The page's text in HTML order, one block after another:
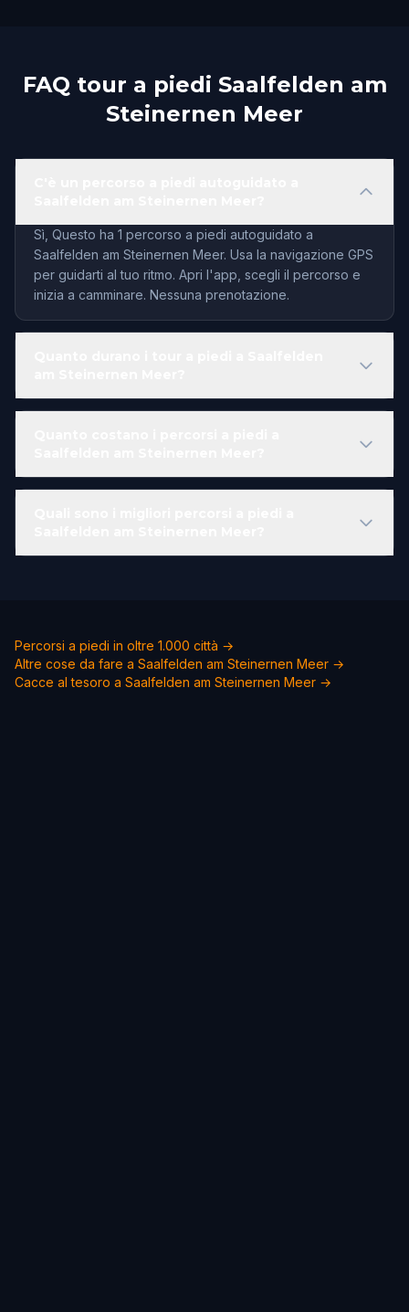
FAQ tour a piedi Saalfelden am
Steinernen Meer
Sì, Questo ha 1 percorso a piedi autoguidato a
Saalfelden am Steinernen Meer. Usa la navigazione GPS
per guidarti al tuo ritmo. Apri l'app, scegli il percorso e
inizia a camminare. Nessuna prenotazione.
Percorsi a piedi in oltre 1.000 città →
Altre cose da fare a Saalfelden am Steinernen Meer →
Cacce al tesoro a Saalfelden am Steinernen Meer →